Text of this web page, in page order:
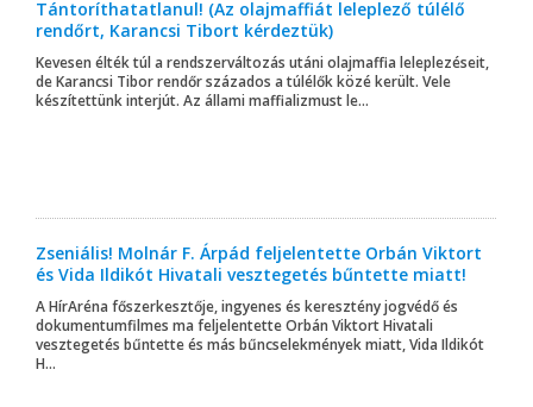
Tántoríthatatlanul! (Az olajmaffiát leleplező túlélő
rendőrt, Karancsi Tibort kérdeztük)
Kevesen élték túl a rendszerváltozás utáni olajmaffia leleplezéseit,
de Karancsi Tibor rendőr százados a túlélők közé került. Vele
készítettünk interjút. Az állami maffializmust le...
Zseniális! Molnár F. Árpád feljelentette Orbán Viktort
és Vida Ildikót Hivatali vesztegetés bűntette miatt!
A HírAréna főszerkesztője, ingyenes és keresztény jogvédő és
dokumentumfilmes ma feljelentette Orbán Viktort Hivatali
vesztegetés bűntette és más bűncselekmények miatt, Vida Ildikót
H...